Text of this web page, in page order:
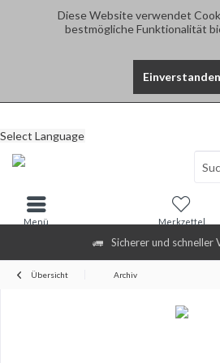
Diese Website verwendet
bestmögliche Funktionalität
Einverstanden
Sicherer und schneller
Select Language
Merkzettel
Menü
Übersicht Archiv